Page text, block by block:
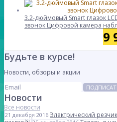
3.2-дюймовый Smart глазок
звонок Цифровой камера
9
Будьте в курсе!
Новости, обзоры и акции
Новости
Все новости
21 декабря 2016 Электрический